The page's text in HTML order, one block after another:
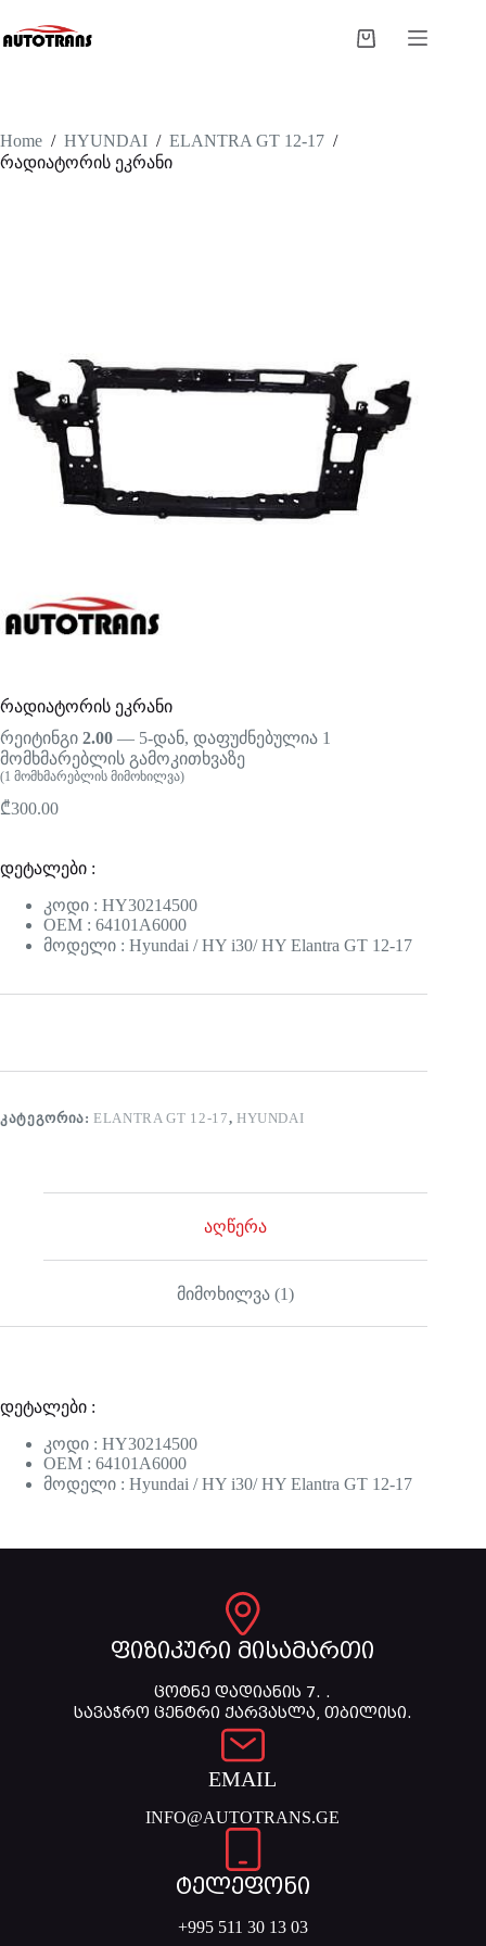
Home / HYUNDAI / ELANTRA GT 12-17 /
რადიატორის ეკრანი
რადიატორის ეკრანი
რეიტინგი 2.00 — 5-დან, დაფუძნებულია 1
მომხმარებლის გამოკითხვაზე
(1 მომხმარებლის მიმოხილვა)
₾300.00
დეტალები :
კოდი : HY30214500
OEM : 64101A6000
მოდელი : Hyundai / HY i30/ HY Elantra GT 12-17
ᲙᲐᲢᲔᲒᲝᲠᲘᲐ:ELANTRA GT 12-17, HYUNDAI
აღწერა
მიმოხილვა (1)
დეტალები :
კოდი : HY30214500
OEM : 64101A6000
მოდელი : Hyundai / HY i30/ HY Elantra GT 12-17
ფიზიკური მისამართი
ცოტნე დადიანის 7. .
სავაჭრო ცენტრი ქარვასლა, თბილისი.
EMAIL
INFO@AUTOTRANS.GE
ტელეფონი
+995 511 30 13 03